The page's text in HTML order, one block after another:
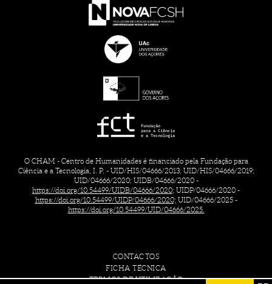
O CHAM - Centro de Humanidades é financiado pela Fundação para
Ciência e a Tecnologia, I. P. - UID/HIS/04666/2013; UID/HIS/04666/2019;
UID/04666/2020; UIDB/04666/2020 -
https://doi.org/10.54499/UIDB/04666/2020; UIDP/04666/2020 -
https://doi.org/10.54499/UIDP/04666/2020; UID/04666/2025 -
https://doi.org/10.54499/UID/04666/2025.
CONTACTOS
FICHA TÉCNICA
TERMOS DE UTILIZAÇÃO